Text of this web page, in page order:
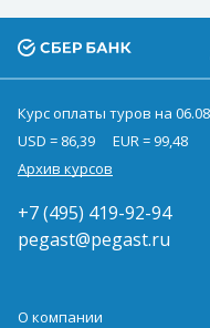
Курс оплаты туров на 06.08
USD = 86,39
EUR = 99,48
Архив курсов
+7 (495) 419-92-94
pegast@pegast.ru
О компании